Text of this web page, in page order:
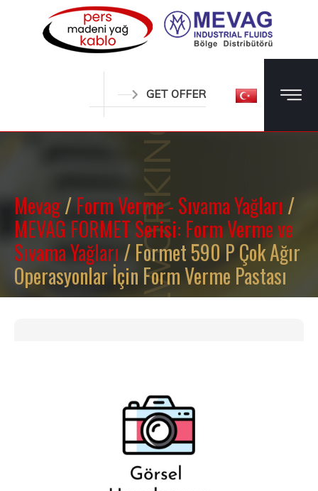
GET OFFER
METALWORKING OILS
Mevag/Form Verme - Sıvama Yağları /
MEVAG FORMET Serisi: Form Verme ve
Sıvama Yağları / Formet 590 P Çok Ağır
Operasyonlar İçin Form Verme Pastası